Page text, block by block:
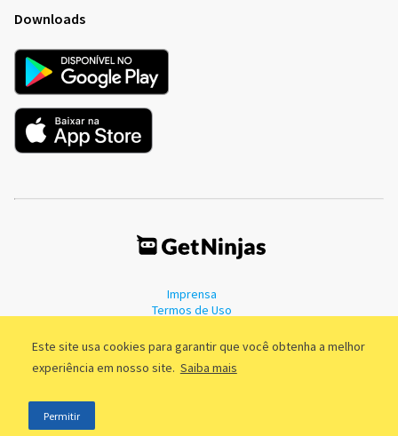
Este site usa cookies para garantir que você obtenha a melhor
experiência em nosso site. Saiba mais
Permitir
Downloads
Imprensa
Termos de Uso
©2011 - 2026, GetNinjas LTDA. CNPJ 55.744.877/0001-89 - Rua Dr.
Fernandes Coelho, 85 - 3º andar - São Paulo/SP - Brasil